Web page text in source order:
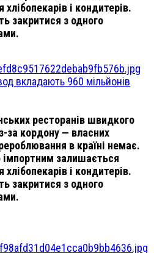
і кондитерів.
закритися з одного
вкладають 960 мільйонів
ресторанів швидкого
за кордону — власних
в країні немає.
імпортним залишається
і кондитерів.
закритися з одного